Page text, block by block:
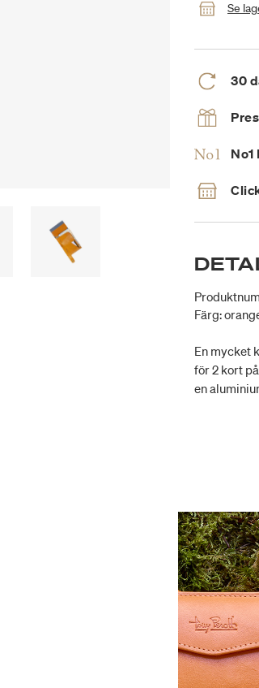
Se
30
No1
Färg:
En mycket
för 2 kort
en